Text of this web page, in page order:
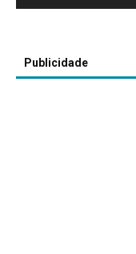
Publicidade